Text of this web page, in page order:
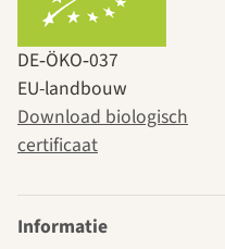
DE‑ÖKO‑037
EU-landbouw
Download biologisch
certificaat
Informatie